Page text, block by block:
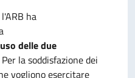
ha
delle due
Per la soddisfazione dei
vogliono esercitare